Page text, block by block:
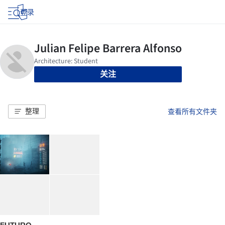
登录
关注
整理 查看所有文件夹